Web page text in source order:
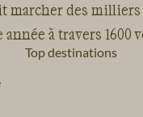
marcher des milliers
année à travers 1600
Top destinations